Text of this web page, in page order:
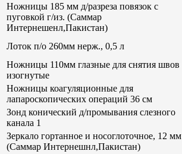
Ножницы 185 мм д/разреза повязок с
пуговкой г/из. (Саммар
Интернешенл,Пакистан)
Лоток п/о 260мм нерж., 0,5 л
Ножницы 110мм глазные для снятия швов
изогнутые
Ножницы коагуляционные для
лапароскопических операций 36 см
Зонд конический д/промывания слезного
канала 1
Зеркало гортанное и носоглоточное, 12 мм
(Саммар Интернешнл,Пакистан)